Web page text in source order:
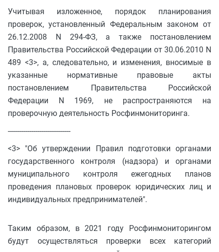
Учитывая изложенное, порядок планирования
проверок, установленный Федеральным законом от
26.12.2008 N 294-ФЗ, а также постановлением
Правительства Российской Федерации от 30.06.2010 N
489 <3>, а, следовательно, и изменения, вносимые в
указанные нормативные правовые акты
постановлением Правительства Российской
Федерации N 1969, не распространяются на
проверочную деятельность Росфинмониторинга.
--------------------------------
<3> "Об утверждении Правил подготовки органами
государственного контроля (надзора) и органами
муниципального контроля ежегодных планов
проведения плановых проверок юридических лиц и
индивидуальных предпринимателей".
Таким образом, в 2021 году Росфинмониторингом
будут осуществляться проверки всех категорий